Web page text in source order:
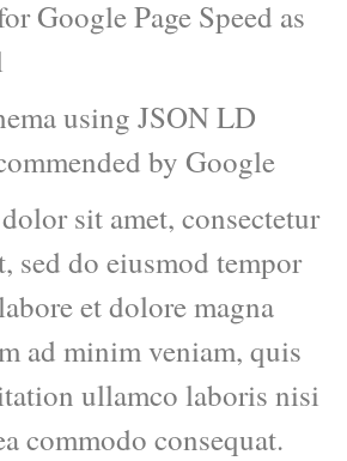
Google Page Speed as
using JSON LD
by Google
sit amet, consectetur
sed do eiusmod tempor
et dolore magna
ad minim veniam, quis
ullamco laboris nisi
commodo consequat.